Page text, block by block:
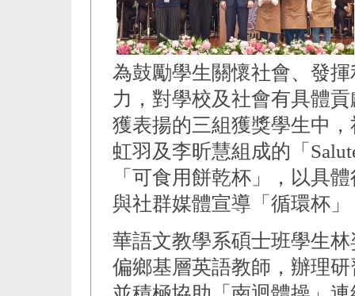
為鼓勵學生關懷社會、發
力，對學校及社會有具體
獲表揚的三組獲獎學生中
虹羽及李昕慧組成的「
「可食用餅乾杯」，以具
與社群媒體宣導「循環杯
華語文教學系碩士班學生
偏鄉基層英語教師，辦理